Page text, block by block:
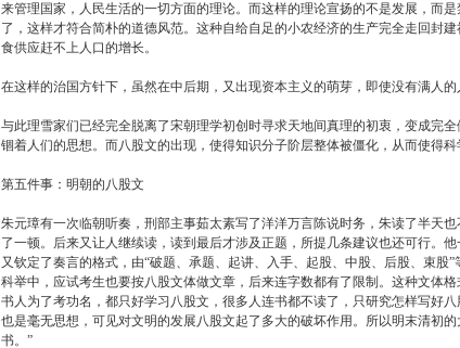
来管理国家，人民生活的一切方面的理论。而这样的理论宣扬的不是发展，而
了，这样才符合简朴的道德风范。这种自给自足的小农经济的生产完全走回封
食供应赶不上人口的增长。
在这样的治国方针下，虽然在中后期，又出现资本主义的萌芽，即使没有满人的
与此理雪家们已经完全脱离了宋朝理学初创时寻求天地间真理的初衷，变成完
锢着人们的思想。而八股文的出现，使得知识分子阶层整体被僵化，从而使得科
第五件事：明朝的八股文
朱元璋有一次临朝听奏，刑部主事茹太素写了洋洋万言陈说时务，朱读了半天
了一顿。后来又让人继续读，读到最后才涉及正题，所提几条建议也还可行。
又钦定了奏言的格式，由“破题、承题、起讲、入手、起股、中股、后股、束股
科举中，应试考生也要按八股文体做文章，后来连字数都有了限制。这种文体
书人为了考功名，都只好学习八股文，很多人连书都不读了，只研究怎样写好
也是毫无思想，可见对文明的发展八股文起了多大的破坏作用。所以明末清初
书。”